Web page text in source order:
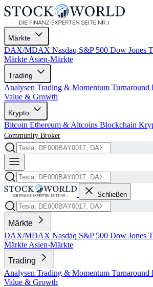
Märkte
DAX/MDAX Nasdaq S&P 500 Dow Jones
Märkte Asien-Märkte
Trading
Analysen Trading & Momentum Turnaround
Value & Growth
Krypto
Bitcoin Ethereum & Altcoins Blockchain
Community Broker
Schließen
Märkte
DAX/MDAX Nasdaq S&P 500 Dow Jones
Märkte Asien-Märkte
Trading
Analysen Trading & Momentum Turnaround
Value & Growth